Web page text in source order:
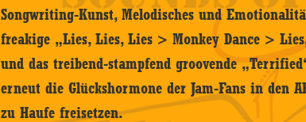
Songwriting-Kunst, Melodisches und
freakige „Lies, Lies, Lies > Monkey Dance >
und das treibend-stampfend groovende
erneut die Glückshormone der Jam-Fans in den
zu Haufe freisetzen.